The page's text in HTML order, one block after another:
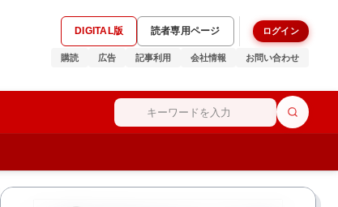
DIGITAL版 読者専用ページ ログイン
購読 広告 記事利用 会社情報 お問い合わせ